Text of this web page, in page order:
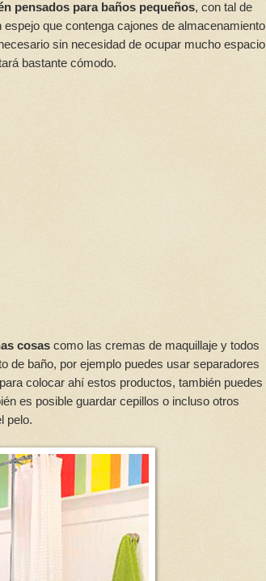
pensados para baños pequeños, con tal de
que contenga cajones de almacenamiento
sin necesidad de ocupar mucho espacio
bastante cómodo.
cosas como las cremas de maquillaje y todos
de baño, por ejemplo puedes usar separadores
colocar ahí estos productos, también puedes
es posible guardar cepillos o incluso otros
pelo.